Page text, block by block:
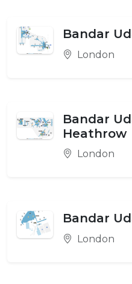
Bandar
London
Bandar
Heathrow
London
Bandar
London